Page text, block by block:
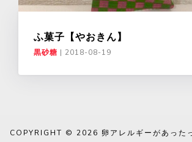
ふ菓子【やおきん】
黒砂糖 | 2018-08-19
COPYRIGHT © 2026 卵アレルギーがあった